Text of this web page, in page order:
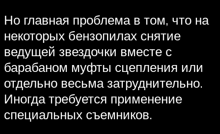
Но главная проблема в том, что на
некоторых бензопилах снятие
ведущей звездочки вместе с
барабаном муфты сцепления или
отдельно весьма затруднительно.
Иногда требуется применение
специальных съемников.